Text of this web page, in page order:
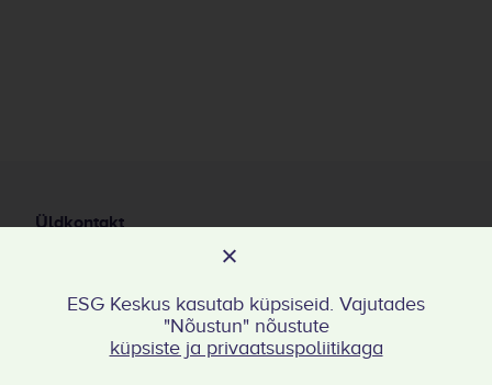
Üldkontakt
Valdkonnad
ESG Keskus kasutab küpsiseid. Vajutades
"Nõustun" nõustute
küpsiste ja privaatsuspoliitikaga